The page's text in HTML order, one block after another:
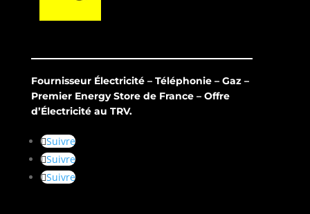
Fournisseur Électricité – Téléphonie – Gaz –
Premier Energy Store de France – Offre
d’Électricité au TRV.
Suivre
Suivre
Suivre